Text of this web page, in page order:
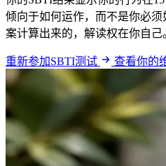
倾向于如何运作，而不是你必
案计算出来的，解读权在你自己
重新参加SBTI测试 查看你的